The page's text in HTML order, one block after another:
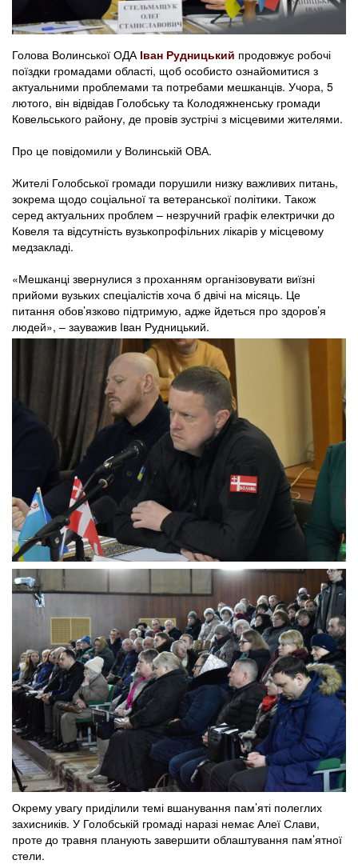
Голова Волинської ОДА Іван Рудницький продовжує робочі
поїздки громадами області, щоб особисто ознайомитися з
актуальними проблемами та потребами мешканців. Учора, 5
лютого, він відвідав Голобську та Колодяжненську громади
Ковельського району, де провів зустрічі з місцевими жителями.
Про це повідомили у Волинській ОВА.
Жителі Голобської громади порушили низку важливих питань,
зокрема щодо соціальної та ветеранської політики. Також
серед актуальних проблем – незручний графік електрички до
Ковеля та відсутність вузькопрофільних лікарів у місцевому
медзакладі.
«Мешканці звернулися з проханням організовувати виїзні
прийоми вузьких спеціалістів хоча б двічі на місяць. Це
питання обов’язково підтримую, адже йдеться про здоров’я
людей», – зауважив Іван Рудницький.
Окрему увагу приділили темі вшанування пам’яті полеглих
захисників. У Голобській громаді наразі немає Алеї Слави,
проте до травня планують завершити облаштування пам’ятної
стели.